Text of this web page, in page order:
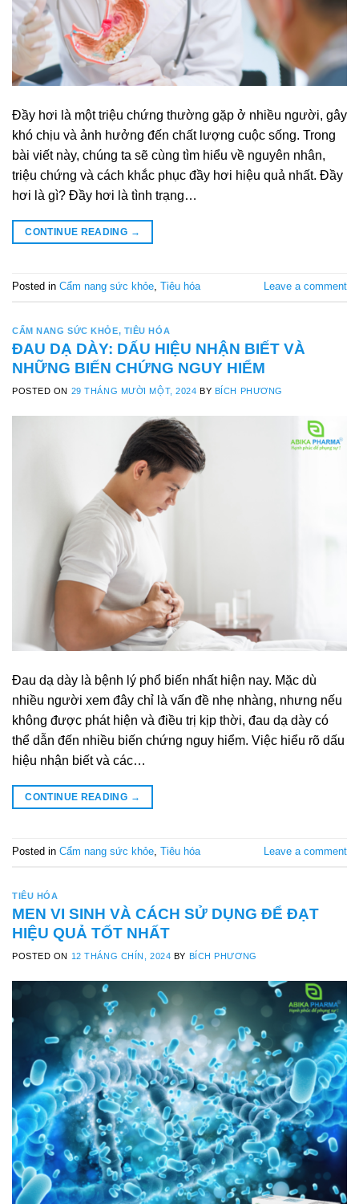
Đầy hơi là một triệu chứng thường gặp ở nhiều người, gây
khó chịu và ảnh hưởng đến chất lượng cuộc sống. Trong
bài viết này, chúng ta sẽ cùng tìm hiểu về nguyên nhân,
triệu chứng và cách khắc phục đầy hơi hiệu quả nhất. Đầy
hơi là gì? Đầy hơi là tình trạng…
CONTINUE READING →
Posted in Cẩm nang sức khỏe, Tiêu hóa Leave a comment
CẨM NANG SỨC KHỎE, TIÊU HÓA
ĐAU DẠ DÀY: DẤU HIỆU NHẬN BIẾT VÀ
NHỮNG BIẾN CHỨNG NGUY HIỂM
POSTED ON 29 THÁNG MƯỜI MỘT, 2024 BY BÍCH PHƯƠNG
Đau dạ dày là bệnh lý phổ biến nhất hiện nay. Mặc dù
nhiều người xem đây chỉ là vấn đề nhẹ nhàng, nhưng nếu
không được phát hiện và điều trị kịp thời, đau dạ dày có
thể dẫn đến nhiều biến chứng nguy hiểm. Việc hiểu rõ dấu
hiệu nhận biết và các…
CONTINUE READING →
Posted in Cẩm nang sức khỏe, Tiêu hóa Leave a comment
TIÊU HÓA
MEN VI SINH VÀ CÁCH SỬ DỤNG ĐỂ ĐẠT
HIỆU QUẢ TỐT NHẤT
POSTED ON 12 THÁNG CHÍN, 2024 BY BÍCH PHƯƠNG